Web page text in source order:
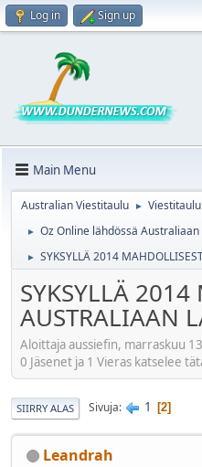
Log in Sign up
Main Menu
Australian Viestitaulu ► Viestitaulu
► Oz Online lähdössä
► SYKSYLLÄ 2014
SYKSYLLÄ
AUSTRALIAAN
Aloittaja aussiefin, marraskuu
0 Jäsenet ja 1 Vieras katselee
SIIRRY ALAS Sivuja 1 2
Leandrah